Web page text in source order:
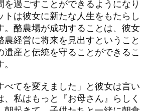
を過ごすことができるようになり
トは彼女に新たな人生をもたらし
。酪農場が成功することは、彼女
農経営に将来を見出すということ
遺産と伝統を守ることができるこ
べてを変えました」と彼女は言い
、私はもっと『お母さん』らしく